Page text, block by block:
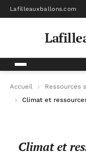
Lafilleauxballons.com
Accueil
Ressources
Climat et
Climat et